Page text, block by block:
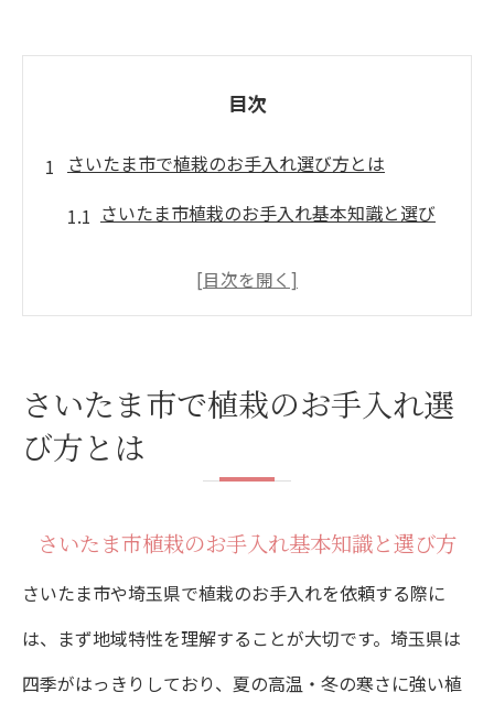
目次
さいたま市で植栽のお手入れ選び方とは
さいたま市植栽のお手入れ基本知識と選び
植木剪定や伐採サービスの選択基準とは
さいたま市植栽管理の料金相場を把握する
庭の美しさを保つさいたま市植栽管理術
人気のさいたま市植栽管理テクニックまと
め
四季ごとの植木剪定で庭の美観を保つ方法
さいたま市で植栽のお手入れ選
び方とは
さいたま市植栽のお手入れ基本知識と選び方
さいたま市や埼玉県で植栽のお手入れを依頼する際に
は、まず地域特性を理解することが大切です。埼玉県は
四季がはっきりしており、夏の高温・冬の寒さに強い植